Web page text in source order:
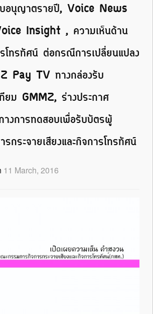
บอนุญาตรายปี, Voice News
Insight , ความเห็นด้าน
โทรทัศน์ ต่อกรณีการเปลี่ยนแปลง
Pay TV ทางกล่องรับ
ม GMMZ, ร่างประกาศ
างการทดสอบเพื่อรับบัตรผู้
รกระจายเสียงและกิจการโทรทัศน์
11 March, 2016